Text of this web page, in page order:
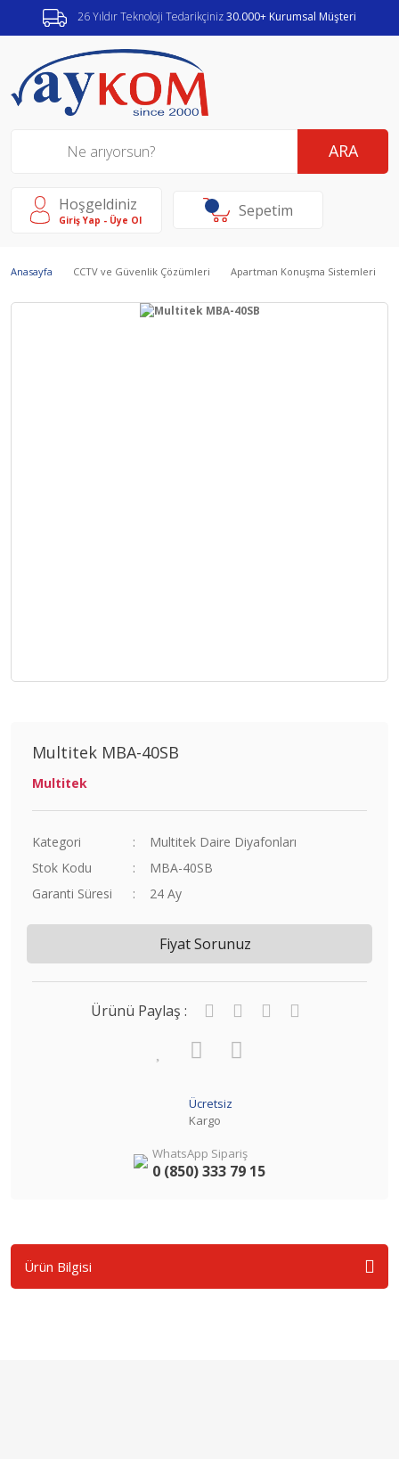
26 Yıldır Teknoloji Tedarikçiniz30.000+ Kurumsal Müşteri
ARA
Hoşgeldiniz
Giriş Yap - Üye Ol Sepetim
Anasayfa CCTV ve Güvenlik Çözümleri Apartman Konuşma Sistemleri
Multitek MBA-40SB
Multitek
Kategori
Multitek Daire Diyafonları
Stok Kodu
MBA-40SB
Garanti Süresi
24 Ay
Fiyat Sorunuz
Ürünü Paylaş :
Ücretsiz
Kargo
WhatsApp Sipariş
0 (850) 333 79 15
Ürün Bilgisi